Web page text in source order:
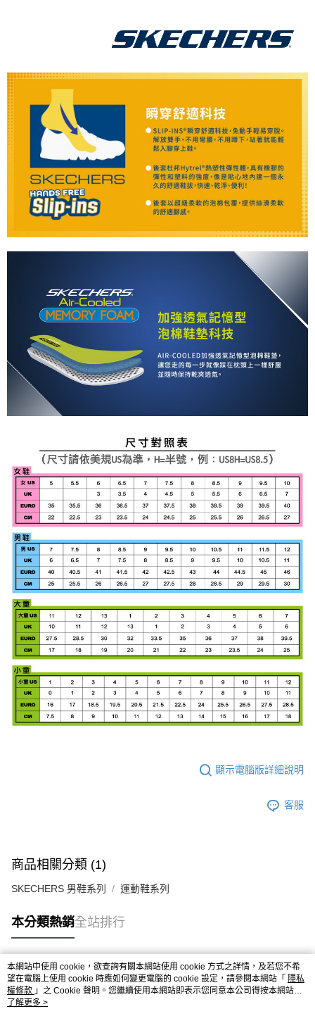
顯示電腦版詳細說明
客服
商品相關分類 (1)
SKECHERS 男鞋系列 運動鞋系列
本分類熱銷全站排行
熱門標籤
本網站中使用 cookie，欲查詢有關本網站使用 cookie 方式之詳情，及若您不希
望在電腦上使用 cookie 時應如何變更電腦的 cookie 設定，請參閱本網站「 隱私
權條款 」之 Cookie 聲明。您繼續使用本網站即表示您同意本公司得按本網站使
用條款之 Cookie 聲明使用 cookie。
了解更多 >